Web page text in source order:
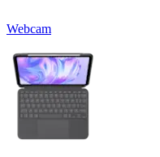
Webcam